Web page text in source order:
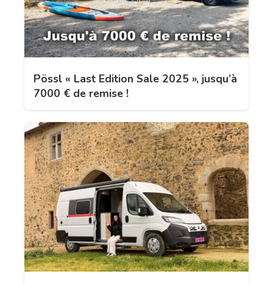
Pössl « Last Edition Sale 2025 », jusqu’à
7000 € de remise !